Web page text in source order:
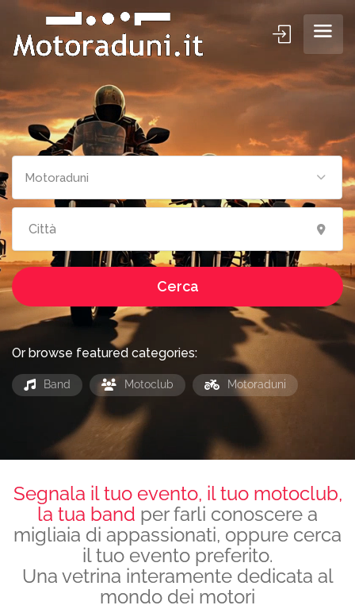
Cerca motoraduni
Motoraduni
Cerca
Or browse featured categories:
Band Motoclub Motoraduni
Segnala il tuo evento, il tuo motoclub,
la tua band per farli conoscere a
migliaia di appassionati, oppure cerca
il tuo evento preferito.
Una vetrina interamente dedicata al
mondo dei motori